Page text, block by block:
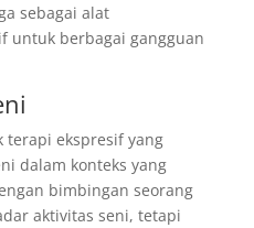
sebagai alat
untuk berbagai gangguan
terapi ekspresif yang
dalam konteks yang
bimbingan seorang
aktivitas seni, tetapi